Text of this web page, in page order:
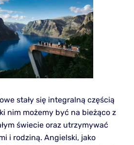
stały się integralną częścią
nim możemy być na bieżąco z
świecie oraz utrzymywać
i rodziną. Angielski, jako